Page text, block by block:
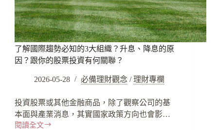
了解國際趨勢必知的3大組織？升息、降息的原
因？跟你的股票投資有何關聯？
2026-05-28 必備理財觀念 / 理財專欄
投資股票或其他金融商品，除了觀察公司的基
本面與產業消息，其實國家政策方向也會影…
閱讀全文